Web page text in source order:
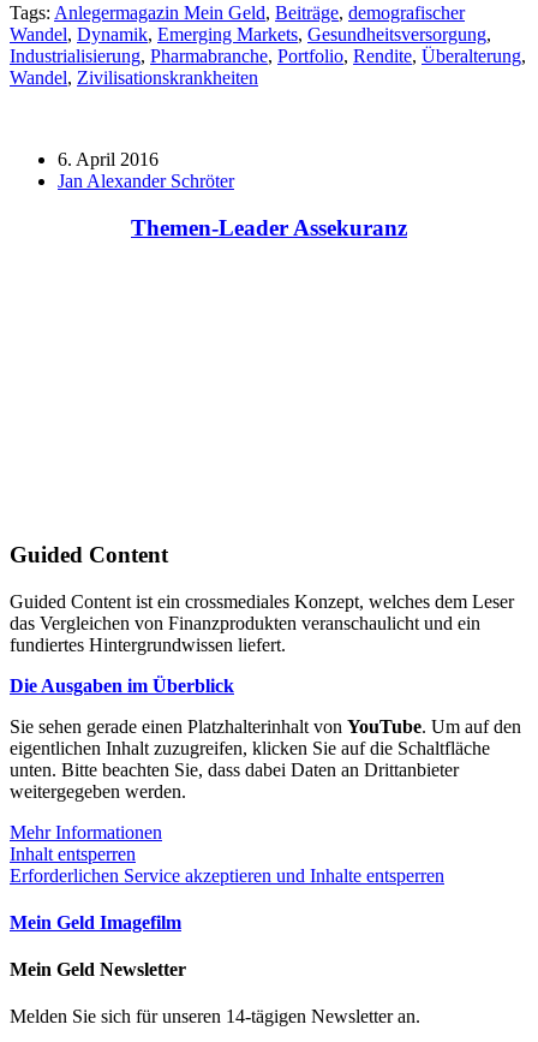
Tags: Anlegermagazin Mein Geld, Beiträge, demografischer
Wandel, Dynamik, Emerging Markets, Gesundheitsversorgung,
Industrialisierung, Pharmabranche, Portfolio, Rendite, Überalterung,
Wandel, Zivilisationskrankheiten
6. April 2016
Jan Alexander Schröter
Themen-Leader Assekuranz
Guided Content
Guided Content ist ein crossmediales Konzept, welches dem Leser
das Vergleichen von Finanzprodukten veranschaulicht und ein
fundiertes Hintergrundwissen liefert.
Die Ausgaben im Überblick
Sie sehen gerade einen Platzhalterinhalt von YouTube. Um auf den
eigentlichen Inhalt zuzugreifen, klicken Sie auf die Schaltfläche
unten. Bitte beachten Sie, dass dabei Daten an Drittanbieter
weitergegeben werden.
Mehr Informationen
Inhalt entsperren
Erforderlichen Service akzeptieren und Inhalte entsperren
Mein Geld Imagefilm
Mein Geld Newsletter
Melden Sie sich für unseren 14-tägigen Newsletter an.